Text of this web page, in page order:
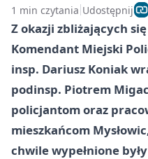
1 min czytania Udostępnij
Z okazji zbliżających
Komendant Miejski
insp. Dariusz Koniak
podinsp. Piotrem
policjantom oraz
mieszkańcom
chwile wypełnione